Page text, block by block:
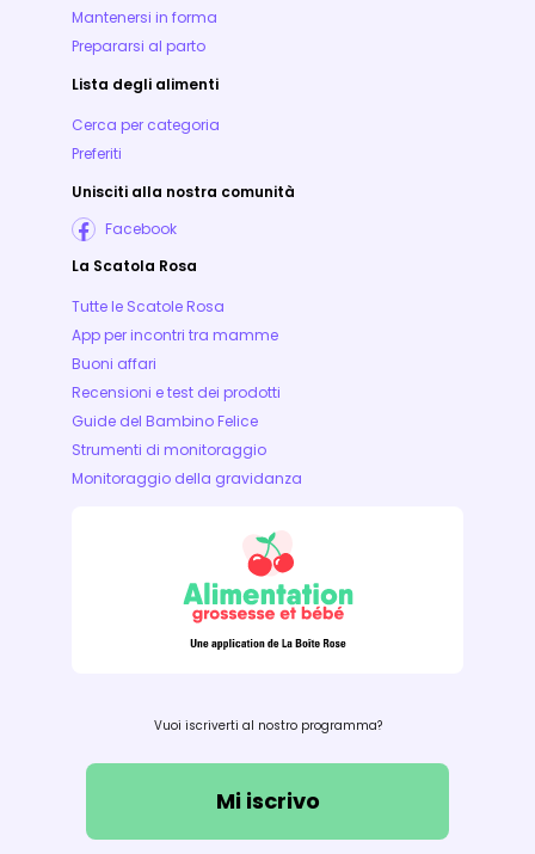
Mantenersi in forma
Prepararsi al parto
Lista degli alimenti
Cerca per categoria
Preferiti
Unisciti alla nostra comunità
Facebook
La Scatola Rosa
Tutte le Scatole Rosa
App per incontri tra mamme
Buoni affari
Recensioni e test dei prodotti
Guide del Bambino Felice
Strumenti di monitoraggio
Monitoraggio della gravidanza
Vuoi iscriverti al nostro programma?
Mi iscrivo